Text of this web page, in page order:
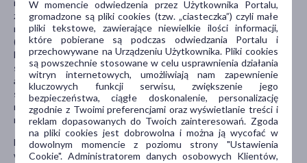
normalnego snu nocnego (tzw. bezdech senny) i stosuje leki
zwalniające normalną aktywność mózgu (tzw. depresanty); ma lub
miał problem z całkowitym opróżnieniem pęcherza moczowego
(zatrzymanie moczu), ma powiększoną prostatę, zator w jelitach
lub podwyższone ciśnienie wewnątrz oka. Objawy te są czasami
spowodowane przyjmowanymi lekami (zwanymi „produktami
antycholinergicznymi”) stosowanymi w celu leczenia określonych
schorzeń, które wpływają na funkcjonowanie komórek
nerwowych; ma lub miał problemy z alkoholem lub zażywaniem
narkotyków.
Należy jak najszybciej poinformować lekarza, jeśli u pacjenta
wystąpią objawy takie, jak: gorączka, objawy grypopodobne, ból
W momencie odwiedzenia przez Użytkownika Portalu,
gromadzone są pliki cookies (tzw. „ciasteczka”) czyli małe
pliki tekstowe, zawierające niewielkie ilości informacji,
które pobierane są podczas odwiedzania Portalu i
przechowywane na Urządzeniu Użytkownika. Pliki cookies
są powszechnie stosowane w celu usprawnienia działania
witryn internetowych, umożliwiają nam zapewnienie
kluczowych funkcji serwisu, zwiększenie jego
bezpieczeństwa, ciągłe doskonalenie, personalizację
zgodnie z Twoimi preferencjami oraz wyświetlanie treści i
reklam dopasowanych do Twoich zainteresowań. Zgoda
na pliki cookies jest dobrowolna i można ją wycofać w
dowolnym momencie z poziomu strony "Ustawienia
Cookie". Administratorem danych osobowych Klientów,